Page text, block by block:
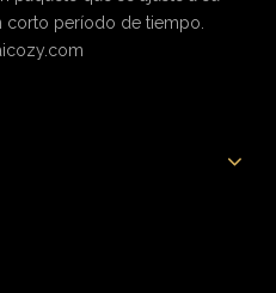
corto período de tiempo.